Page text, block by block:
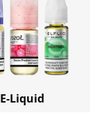
E-Liquid